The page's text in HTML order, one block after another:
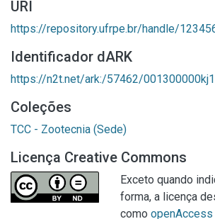
URI
https://repository.ufrpe.br/handle/
Identificador dARK
https://n2t.net/ark:/57462/
Coleções
TCC - Zootecnia (Sede)
Licença Creative Commons
Exceto quando
forma, a licença
como openAccess